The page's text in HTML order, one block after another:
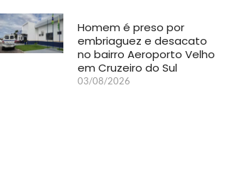
Homem é preso por
embriaguez e desacato
no bairro Aeroporto Velho
em Cruzeiro do Sul
03/08/2026